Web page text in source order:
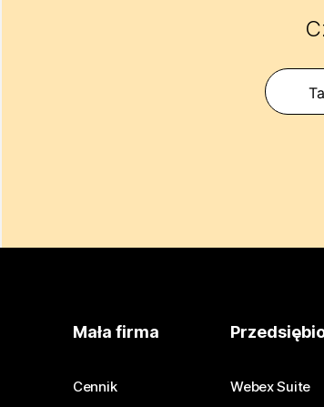
Mała firma
Cennik
Webex Suite